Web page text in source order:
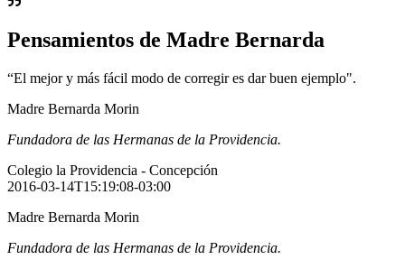
Pensamientos de Madre Bernarda
“El mejor y más fácil modo de corregir es dar buen ejemplo".
Madre Bernarda Morin
Fundadora de las Hermanas de la Providencia.
Colegio la Providencia - Concepción
2016-03-14T15:19:08-03:00
Madre Bernarda Morin
Fundadora de las Hermanas de la Providencia.